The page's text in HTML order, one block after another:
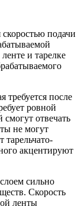
подачи
и тарелке
требуется после
ровной
смогут отвечать
не могут
тарельчато-
акцентируют
сильно
Скорость
ленты